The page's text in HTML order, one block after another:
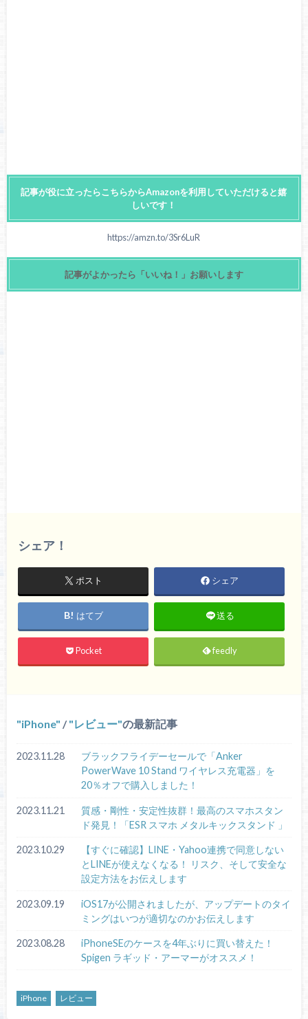
記事が役に立ったらこちらからAmazonを利用していただけると嬉
しいです！
https://amzn.to/3Sr6LuR
記事がよかったら「いいね！」お願いします
シェア！
ポスト シェア
はてブ 送る
Pocket feedly
iPhone / レビュー の最新記事
2023.11.28
ブラックフライデーセールで「Anker
PowerWave 10 Stand ワイヤレス充電器」を
20％オフで購入しました！
2023.11.21
質感・剛性・安定性抜群！最高のスマホスタン
ド発見！「ESR スマホ メタルキックスタンド 」
2023.10.29
【すぐに確認】LINE・Yahoo連携で同意しない
とLINEが使えなくなる！ リスク、そして安全な
設定方法をお伝えします
2023.09.19
iOS17が公開されましたが、アップデートのタイ
ミングはいつが適切なのかお伝えします
2023.08.28
iPhoneSEのケースを4年ぶりに買い替えた！
Spigen ラギッド・アーマーがオススメ！
iPhone レビュー